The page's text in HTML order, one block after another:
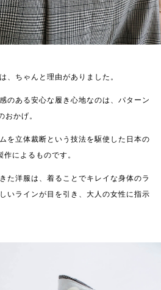
、ちゃんと理由がありました。
のある安心な履き心地なのは、パターン
おかげ。
を立体裁断という技法を駆使した日本の
によるものです。
た洋服は、着ることでキレイな身体のラ
いラインが目を引き、大人の女性に指示